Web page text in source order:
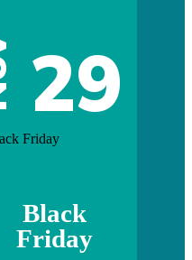
29
Black
Friday